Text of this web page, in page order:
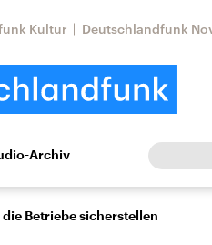
Kultur Deutschlandfunk
Europa
Archiv
Betriebe sicherstellen